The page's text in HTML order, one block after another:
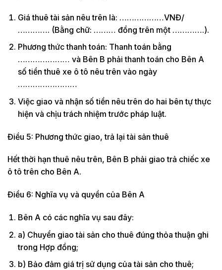
Giá thuê tài sản nêu trên là: ………………VNĐ/
…………. (Bằng chữ: ……… đồng trên một ………….).
Phương thức thanh toán: Thanh toán bằng
………………… và Bên B phải thanh toán cho Bên A
số tiền thuê xe ô tô nêu trên vào ngày
……………………
Việc giao và nhận số tiền nêu trên do hai bên tự thực
hiện và chịu trách nhiệm trước pháp luật.
Điều 5: Phương thức giao, trả lại tài sản thuê
Hết thời hạn thuê nêu trên, Bên B phải giao trả chiếc xe
ô tô trên cho Bên A.
Điều 6: Nghĩa vụ và quyền của Bên A
Bên A có các nghĩa vụ sau đây:
a) Chuyển giao tài sản cho thuê đúng thỏa thuận ghi
trong Hợp đồng;
b) Bảo đảm giá trị sử dụng của tài sản cho thuê;